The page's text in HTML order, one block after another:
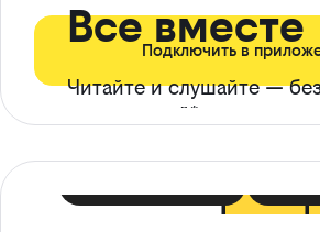
Все вместе
Читайте и слушайте —
ограничений*
Подключить в